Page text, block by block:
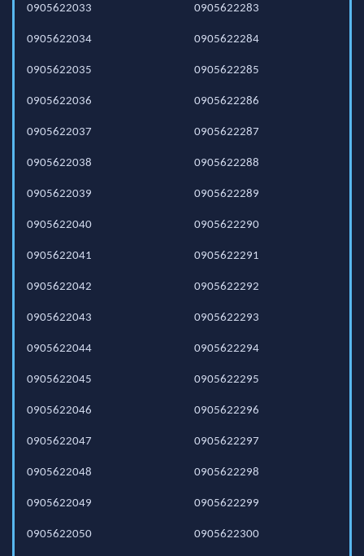
0905622033
0905622034
0905622035
0905622036
0905622037
0905622038
0905622039
0905622040
0905622041
0905622042
0905622043
0905622044
0905622045
0905622046
0905622047
0905622048
0905622049
0905622050
0905622283
0905622284
0905622285
0905622286
0905622287
0905622288
0905622289
0905622290
0905622291
0905622292
0905622293
0905622294
0905622295
0905622296
0905622297
0905622298
0905622299
0905622300